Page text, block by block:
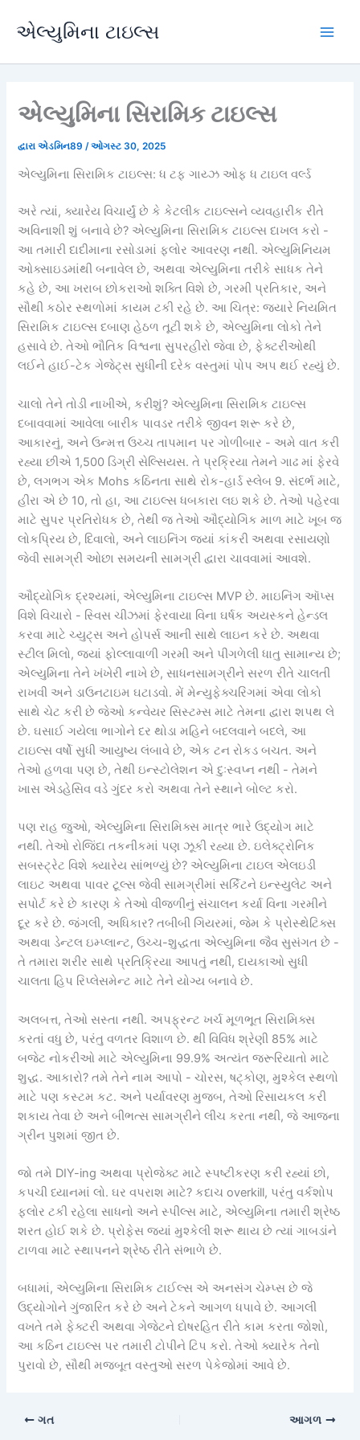
એલ્યુમિના ટાઇલ્સ
એલ્યુમિના સિરામિક ટાઇલ્સ
દ્વારાએડમિન89 /ઓગસ્ટ 30, 2025
એલ્યુમિના સિરામિક ટાઇલ્સ: ધ ટફ ગાય્ઝ ઓફ ધ ટાઇલ વર્લ્ડ
અરે ત્યાં, ક્યારેય વિચાર્યું છે કે કેટલીક ટાઇલ્સને વ્યવહારીક રીતે
અવિનાશી શું બનાવે છે? એલ્યુમિના સિરામિક ટાઇલ્સ દાખલ કરો -
આ તમારી દાદીમાના રસોડામાં ફ્લોર આવરણ નથી. એલ્યુમિનિયમ
ઓક્સાઇડમાંથી બનાવેલ છે, અથવા એલ્યુમિના તરીકે સાધક તેને
કહે છે, આ ખરાબ છોકરાઓ શક્તિ વિશે છે, ગરમી પ્રતિકાર, અને
સૌથી કઠોર સ્થળોમાં કાયમ ટકી રહે છે. આ ચિત્ર: જ્યારે નિયમિત
સિરામિક ટાઇલ્સ દબાણ હેઠળ તૂટી શકે છે, એલ્યુમિના લોકો તેને
હસાવે છે. તેઓ ભૌતિક વિશ્વના સુપરહીરો જેવા છે, ફેક્ટરીઓથી
લઈને હાઈ-ટેક ગેજેટ્સ સુધીની દરેક વસ્તુમાં પોપ અપ થઈ રહ્યું છે.
ચાલો તેને તોડી નાખીએ, કરીશું? એલ્યુમિના સિરામિક ટાઇલ્સ
દબાવવામાં આવેલા બારીક પાવડર તરીકે જીવન શરૂ કરે છે,
આકારનું, અને ઉન્મત્ત ઉચ્ચ તાપમાન પર ગોળીબાર - અમે વાત કરી
રહ્યા છીએ 1,500 ડિગ્રી સેલ્સિયસ. તે પ્રક્રિયા તેમને ગાઢ માં ફેરવે
છે, લગભગ એક Mohs કઠિનતા સાથે રોક-હાર્ડ સ્લેબ 9. સંદર્ભ માટે,
હીરા એ છે 10, તો હા, આ ટાઇલ્સ ધબકારા લઇ શકે છે. તેઓ પહેરવા
માટે સુપર પ્રતિરોધક છે, તેથી જ તેઓ ઔદ્યોગિક માળ માટે ખૂબ જ
લોકપ્રિય છે, દિવાલો, અને લાઇનિંગ જ્યાં કાંકરી અથવા રસાયણો
જેવી સામગ્રી ઓછા સમયની સામગ્રી દ્વારા ચાવવામાં આવશે.
ઔદ્યોગિક દ્રશ્યમાં, એલ્યુમિના ટાઇલ્સ MVP છે. માઇનિંગ ઑપ્સ
વિશે વિચારો - સ્વિસ ચીઝમાં ફેરવાયા વિના ઘર્ષક અયસ્કને હેન્ડલ
કરવા માટે ચ્યુટ્સ અને હોપર્સ આની સાથે લાઇન કરે છે. અથવા
સ્ટીલ મિલો, જ્યાં ફોલ્લાવાળી ગરમી અને પીગળેલી ધાતુ સામાન્ય છે;
એલ્યુમિના તેને ખંખેરી નાખે છે, સાધનસામગ્રીને સરળ રીતે ચાલતી
રાખવી અને ડાઉનટાઇમ ઘટાડવો. મેં મેન્યુફેક્ચરિંગમાં એવા લોકો
સાથે ચેટ કરી છે જેઓ કન્વેયર સિસ્ટમ્સ માટે તેમના દ્વારા શપથ લે
છે. ઘસાઈ ગયેલા ભાગોને દર થોડા મહિને બદલવાને બદલે, આ
ટાઇલ્સ વર્ષો સુધી આયુષ્ય લંબાવે છે, એક ટન રોકડ બચત. અને
તેઓ હળવા પણ છે, તેથી ઇન્સ્ટોલેશન એ દુઃસ્વપ્ન નથી - તેમને
ખાસ એડહેસિવ વડે ગુંદર કરો અથવા તેને સ્થાને બોલ્ટ કરો.
પણ રાહ જુઓ, એલ્યુમિના સિરામિક્સ માત્ર ભારે ઉદ્યોગ માટે
નથી. તેઓ રોજિંદા તકનીકમાં પણ ઝૂકી રહ્યા છે. ઇલેક્ટ્રોનિક
સબસ્ટ્રેટ વિશે ક્યારેય સાંભળ્યું છે? એલ્યુમિના ટાઇલ એલઇડી
લાઇટ અથવા પાવર ટૂલ્સ જેવી સામગ્રીમાં સર્કિટને ઇન્સ્યુલેટ અને
સપોર્ટ કરે છે કારણ કે તેઓ વીજળીનું સંચાલન કર્યા વિના ગરમીને
દૂર કરે છે. જંગલી, અધિકાર? તબીબી ગિયરમાં, જેમ કે પ્રોસ્થેટિક્સ
અથવા ડેન્ટલ ઇમ્પ્લાન્ટ, ઉચ્ચ-શુદ્ધતા એલ્યુમિના જૈવ સુસંગત છે -
તે તમારા શરીર સાથે પ્રતિક્રિયા આપતું નથી, દાયકાઓ સુધી
ચાલતા હિપ રિપ્લેસમેન્ટ માટે તેને યોગ્ય બનાવે છે.
અલબત્ત, તેઓ સસ્તા નથી. અપફ્રન્ટ ખર્ચ મૂળભૂત સિરામિક્સ
કરતાં વધુ છે, પરંતુ વળતર વિશાળ છે. થી વિવિધ શ્રેણી 85% માટે
બજેટ નોકરીઓ માટે એલ્યુમિના 99.9% અત્યંત જરૂરિયાતો માટે
શુદ્ધ. આકારો? તમે તેને નામ આપો - ચોરસ, ષટ્કોણ, મુશ્કેલ સ્થળો
માટે પણ કસ્ટમ કટ. અને પર્યાવરણ મુજબ, તેઓ રિસાયકલ કરી
શકાય તેવા છે અને બીભત્સ સામગ્રીને લીચ કરતા નથી, જે આજના
ગ્રીન પુશમાં જીત છે.
જો તમે DIY-ing અથવા પ્રોજેક્ટ માટે સ્પષ્ટીકરણ કરી રહ્યાં છો,
કપચી ધ્યાનમાં લો. ઘર વપરાશ માટે? કદાચ overkill, પરંતુ વર્કશોપ
ફ્લોર ટકી રહેલા સાધનો અને સ્પીલ્સ માટે, એલ્યુમિના તમારી શ્રેષ્ઠ
શરત હોઈ શકે છે. પ્રોફેસ જ્યાં મુશ્કેલી શરૂ થાય છે ત્યાં ગાબડાંને
ટાળવા માટે સ્થાપનને શ્રેષ્ઠ રીતે સંભાળે છે.
બધામાં, એલ્યુમિના સિરામિક ટાઈલ્સ એ અનસંગ ચેમ્પ્સ છે જે
ઉદ્યોગોને ગુંજારિત કરે છે અને ટેકને આગળ ધપાવે છે. આગલી
વખતે તમે ફેક્ટરી અથવા ગેજેટને દોષરહિત રીતે કામ કરતા જોશો,
આ કઠિન ટાઇલ્સ પર તમારી ટોપીને ટિપ કરો. તેઓ ક્યારેક તેનો
પુરાવો છે, સૌથી મજબૂત વસ્તુઓ સરળ પેકેજોમાં આવે છે.
ગત આગળ